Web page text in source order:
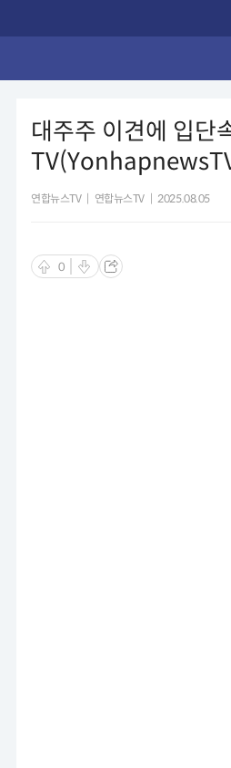
대주주 이견에 입단
연합뉴스TV 연합뉴스TV 2025.08.05
0